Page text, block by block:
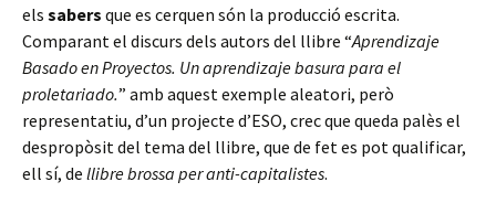
els sabers que es cerquen són la producció escrita.
Comparant el discurs dels autors del llibre “Aprendizaje
Basado en Proyectos. Un aprendizaje basura para el
proletariado.” amb aquest exemple aleatori, però
representatiu, d’un projecte d’ESO, crec que queda palès el
despropòsit del tema del llibre, que de fet es pot qualificar,
ell sí, de llibre brossa per anti-capitalistes.